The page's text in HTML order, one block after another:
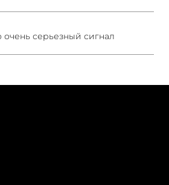
серьезный сигнал